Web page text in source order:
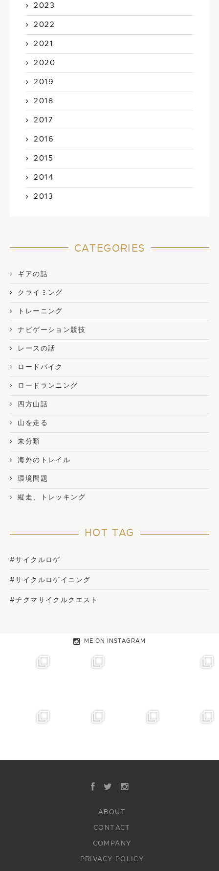
2023
2022
2021
2020
2019
2018
2017
2016
2015
2014
2013
CATEGORIES
ギアの話
クライミング
トレーニング
ナビゲーション競技
レースの話
ロードバイク
ロードランニング
四方山話
山を走る
未分類
海外のトレイル
環境問題
縦走、トレッキング
HOT TAG
#サイクルロゲ
#サイクルロゲイニング
#チクマサイクルクエスト
ME ON INSTAGRAM
ABOUT
CONTACT
COMPANY
PRIVACY POLICY